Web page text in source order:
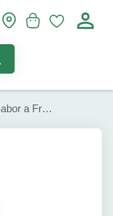
Caramelos Duros Sabor a Fresa Freegells (12 x 27.9 g)